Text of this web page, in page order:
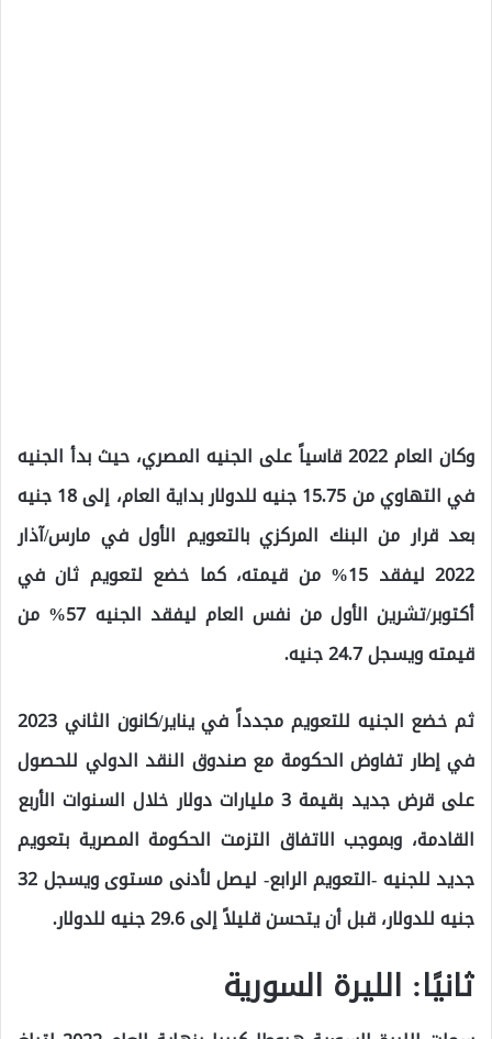
وكان العام 2022 قاسياً على الجنيه المصري، حيث بدأ الجنيه
في التهاوي من 15.75 جنيه للدولار بداية العام، إلى 18 جنيه
بعد قرار من البنك المركزي بالتعويم الأول في مارس/آذار
2022 ليفقد 15% من قيمته، كما خضع لتعويم ثان في
أكتوبر/تشرين الأول من نفس العام ليفقد الجنيه 57% من
قيمته ويسجل 24.7 جنيه.
ثم خضع الجنيه للتعويم مجدداً في يناير/كانون الثاني 2023
في إطار تفاوض الحكومة مع صندوق النقد الدولي للحصول
على قرض جديد بقيمة 3 مليارات دولار خلال السنوات الأربع
القادمة، وبموجب الاتفاق التزمت الحكومة المصرية بتعويم
جديد للجنيه -التعويم الرابع- ليصل لأدنى مستوى ويسجل 32
جنيه للدولار، قبل أن يتحسن قليلاً إلى 29.6 جنيه للدولار.
ثانيًا: الليرة السورية